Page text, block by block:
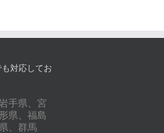
対応してお
手県、宮
県、福島
、群馬